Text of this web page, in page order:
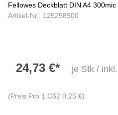
Fellowes Deckblatt DIN A4 300mic
Artikel-Nr.: 125258900
24,73 €* je Stk /
(Preis Pro 1 C62 0,25 €)